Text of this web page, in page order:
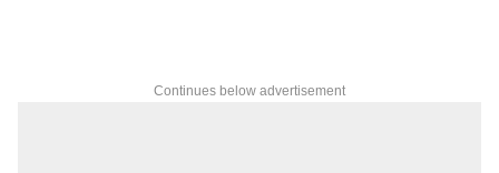
Continues below advertisement